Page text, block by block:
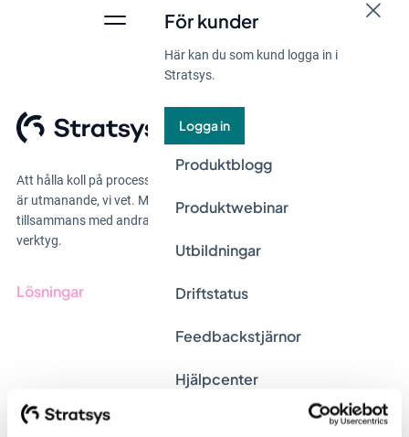
För kunder
Här kan du som kund logga in i
Stratsys.
Logga in
Produktblogg
Produktwebinar
Utbildningar
Driftstatus
Feedbackstjärnor
Hjälpcenter
Att hålla koll på processer, planer och rapporter i din organisation
är utmanande, vi vet. Med Stratsys jobbar du enklare och smartare
tillsammans med andra för att nå snabbare resultat. Allt i ett
verktyg.
Lösningar
Offentlig sektor